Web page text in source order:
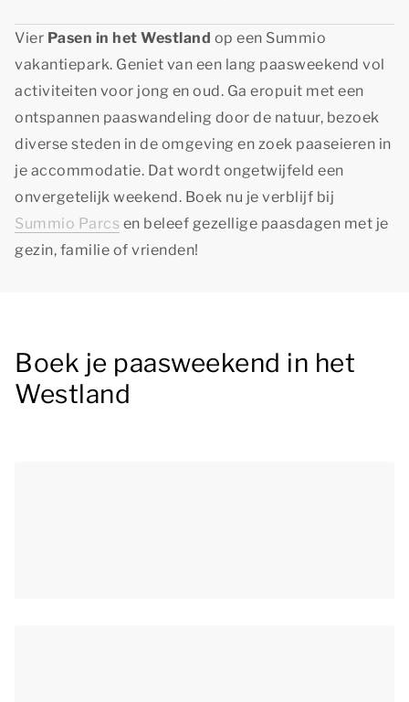
Vier Pasen in het Westland op een Summio
vakantiepark. Geniet van een lang paasweekend vol
activiteiten voor jong en oud. Ga eropuit met een
ontspannen paaswandeling door de natuur, bezoek
diverse steden in de omgeving en zoek paaseieren in
je accommodatie. Dat wordt ongetwijfeld een
onvergetelijk weekend. Boek nu je verblijf bij
Summio Parcs en beleef gezellige paasdagen met je
gezin, familie of vrienden!
Boek je paasweekend in het
Westland